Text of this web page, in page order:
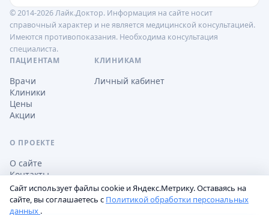
© 2014-2026 Лайк.Доктор. Информация на сайте носит
справочный характер и не является медицинской консультацией.
Имеются противопоказания. Необходима консультация
специалиста.
ПАЦИЕНТАМ
Врачи
Клиники
Цены
Акции
КЛИНИКАМ
Личный кабинет
О ПРОЕКТЕ
О сайте
Контакты
Сайт использует файлы cookie и Яндекс.Метрику. Оставаясь на
сайте, вы соглашаетесь с Политикой обработки персональных
данных .